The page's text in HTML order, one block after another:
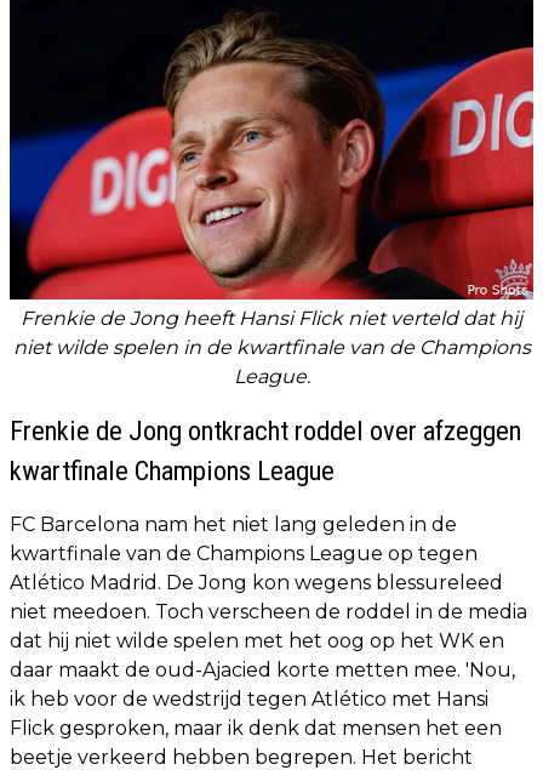
Frenkie de Jong heeft Hansi Flick niet verteld dat hij
niet wilde spelen in de kwartfinale van de Champions
League.
Frenkie de Jong ontkracht roddel over afzeggen
kwartfinale Champions League
FC Barcelona nam het niet lang geleden in de
kwartfinale van de Champions League op tegen
Atlético Madrid. De Jong kon wegens blessureleed
niet meedoen. Toch verscheen de roddel in de media
dat hij niet wilde spelen met het oog op het WK en
daar maakt de oud-Ajacied korte metten mee. 'Nou,
ik heb voor de wedstrijd tegen Atlético met Hansi
Flick gesproken, maar ik denk dat mensen het een
beetje verkeerd hebben begrepen. Het bericht